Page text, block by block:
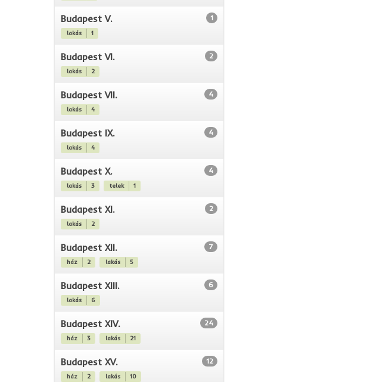
Budapest V. 1
lakás 1
Budapest VI. 2
lakás 2
Budapest VII. 4
lakás 4
Budapest IX. 4
lakás 4
Budapest X. 4
lakás 3 telek 1
Budapest XI. 2
lakás 2
Budapest XII. 7
ház 2 lakás 5
Budapest XIII. 6
lakás 6
Budapest XIV. 24
ház 3 lakás 21
Budapest XV. 12
ház 2 lakás 10